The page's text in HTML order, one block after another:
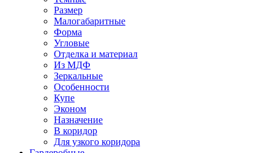
Размер
Малогабаритные
Форма
Угловые
Отделка и материал
Из МДФ
Зеркальные
Особенности
Купе
Эконом
Назначение
В коридор
Для узкого коридора